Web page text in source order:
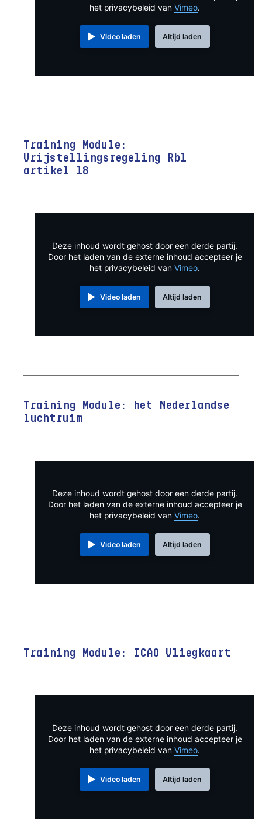
het privacybeleid van Vimeo.
Video laden Altijd laden
Training Module:
Vrijstellingsregeling Rbl
artikel 18
Deze inhoud wordt gehost door een derde partij.
Door het laden van de externe inhoud accepteer je
het privacybeleid van Vimeo.
Video laden Altijd laden
Training Module: het Nederlandse
luchtruim
Deze inhoud wordt gehost door een derde partij.
Door het laden van de externe inhoud accepteer je
het privacybeleid van Vimeo.
Video laden Altijd laden
Training Module: ICAO Vliegkaart
Deze inhoud wordt gehost door een derde partij.
Door het laden van de externe inhoud accepteer je
het privacybeleid van Vimeo.
Video laden Altijd laden